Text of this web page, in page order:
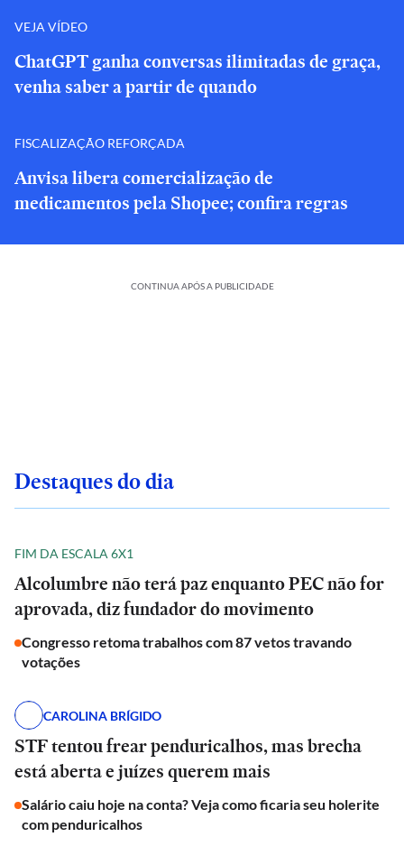
VEJA VÍDEO
ChatGPT ganha conversas ilimitadas de graça,
venha saber a partir de quando
FISCALIZAÇÃO REFORÇADA
Anvisa libera comercialização de
medicamentos pela Shopee; confira regras
CONTINUA APÓS A PUBLICIDADE
Destaques do dia
FIM DA ESCALA 6X1
Alcolumbre não terá paz enquanto PEC não for
aprovada, diz fundador do movimento
Congresso retoma trabalhos com 87 vetos travando
votações
CAROLINA BRÍGIDO
STF tentou frear penduricalhos, mas brecha
está aberta e juízes querem mais
Salário caiu hoje na conta? Veja como ficaria seu holerite
com penduricalhos